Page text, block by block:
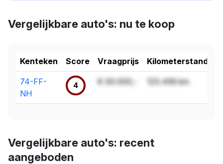
Vergelijkbare auto's: nu te koop
Kenteken Score Vraagprijs Kilometerstand
74-FF-
NH
4 € 00.000,- 123.456 km
Vergelijkbare auto's: recent
aangeboden